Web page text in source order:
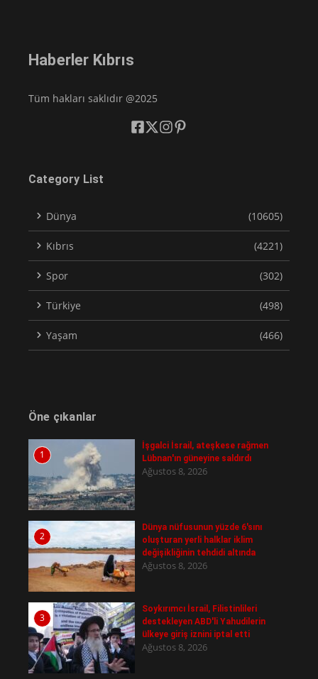
Haberler Kıbrıs
Tüm hakları saklıdır @2025
Category List
Dünya (10605)
Kıbrıs (4221)
Spor (302)
Türkiye (498)
Yaşam (466)
Öne çıkanlar
1
İşgalci İsrail, ateşkese rağmen
Lübnan'ın güneyine saldırdı
Ağustos 8, 2026
2
Dünya nüfusunun yüzde 6'sını
oluşturan yerli halklar iklim
değişikliğinin tehdidi altında
Ağustos 8, 2026
3
Soykırımcı İsrail, Filistinlileri
destekleyen ABD'li Yahudilerin
ülkeye giriş iznini iptal etti
Ağustos 8, 2026